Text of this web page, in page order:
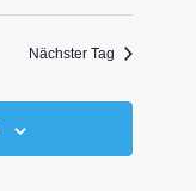
Nächster Tag